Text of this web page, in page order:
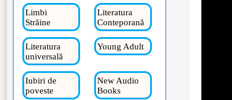
Limbi
Străine
Literatura
Conteporană
Literatura
universală
Young Adult
Iubiri de
poveste
New Audio
Books